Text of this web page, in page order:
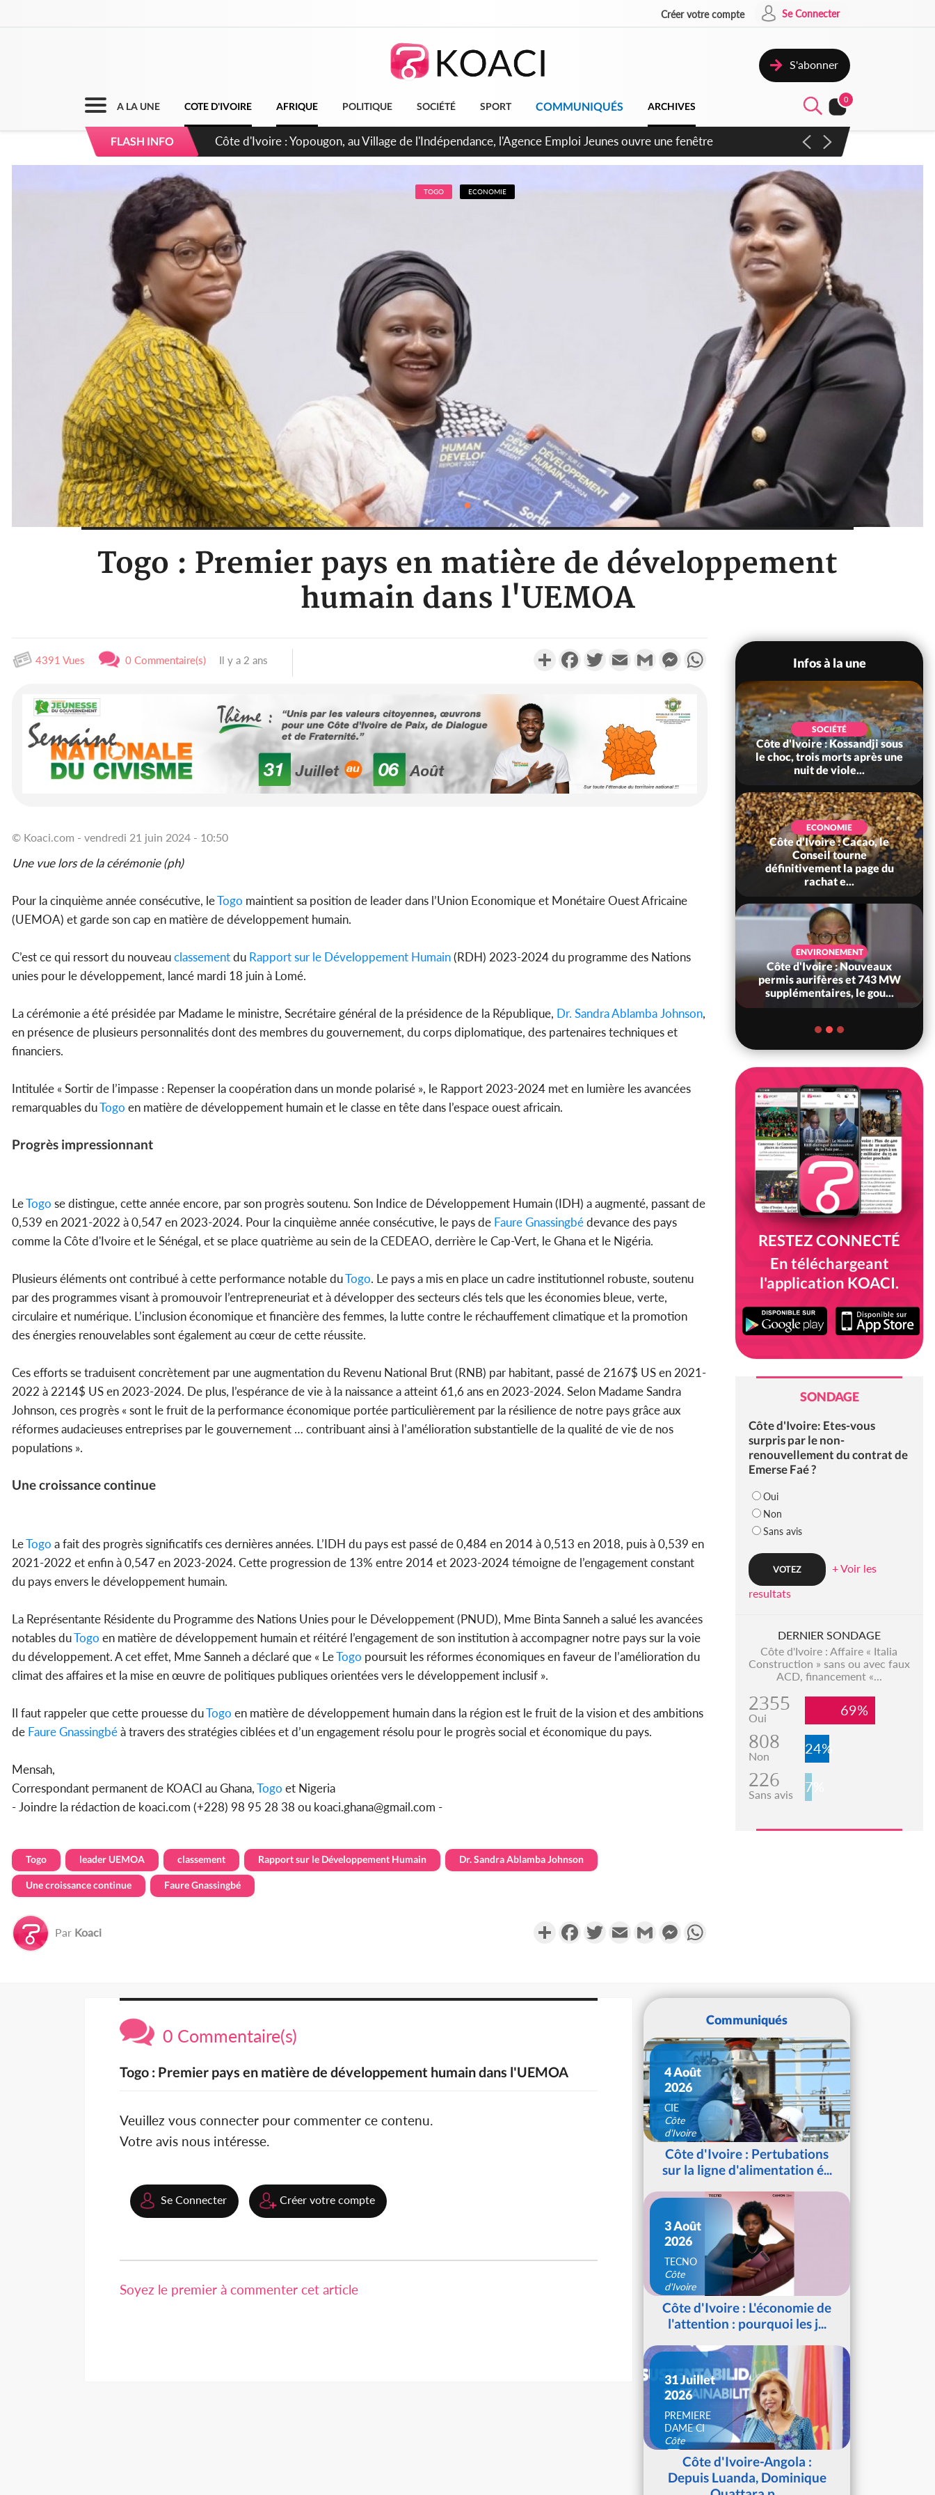
Créer votre compte Se Connecter
S'abonner
A LA UNE COTE D'IVOIRE AFRIQUE POLITIQUE SOCIÉTÉ SPORT COMMUNIQUÉS ARCHIVES
0
FLASH INFO
Côte d'Ivoire : CHU de Treichville, après la fronde, les agents contractuels obtiennent un accord avec la
direction sur les arriérés du SMIG 2023
TOGO ECONOMIE
Togo : Premier pays en matière de développement
humain dans l'UEMOA
4391 Vues 0 Commentaire(s) Il y a 2 ans PartagerFacebookTwitterEmail Gmail MessengerWhatsApp
© Koaci.com - vendredi 21 juin 2024 - 10:50
Une vue lors de la cérémonie (ph)
Pour la cinquième année consécutive, leTogo maintient sa position de leader dans l’Union Economique et Monétaire Ouest Africaine
(UEMOA) et garde son cap en matière de développement humain.
C’est ce qui ressort du nouveauclassementdu Rapport sur le Développement Humain(RDH) 2023-2024 du programme des Nations
unies pour le développement, lancé mardi 18 juin à Lomé.
La cérémonie a été présidée par Madame le ministre, Secrétaire général de la présidence de la République, Dr. Sandra Ablamba Johnson,
en présence de plusieurs personnalités dont des membres du gouvernement, du corps diplomatique, des partenaires techniques et
financiers.
Intitulée « Sortir de l’impasse : Repenser la coopération dans un monde polarisé », le Rapport 2023-2024 met en lumière les avancées
remarquables duTogo en matière de développement humain et le classe en tête dans l’espace ouest africain.
Progrès impressionnant
LeTogo se distingue, cette année encore, par son progrès soutenu. Son Indice de Développement Humain (IDH) a augmenté, passant de
0,539 en 2021-2022 à 0,547 en 2023-2024. Pour la cinquième année consécutive, le pays de Faure Gnassingbédevance des pays
comme la Côte d'Ivoire et le Sénégal, et se place quatrième au sein de la CEDEAO, derrière le Cap-Vert, le Ghana et le Nigéria.
Plusieurs éléments ont contribué à cette performance notable duTogo. Le pays a mis en place un cadre institutionnel robuste, soutenu
par des programmes visant à promouvoir l’entrepreneuriat et à développer des secteurs clés tels que les économies bleue, verte,
circulaire et numérique. L’inclusion économique et financière des femmes, la lutte contre le réchauffement climatique et la promotion
des énergies renouvelables sont également au cœur de cette réussite.
Ces efforts se traduisent concrètement par une augmentation du Revenu National Brut (RNB) par habitant, passé de 2167$ US en 2021-
2022 à 2214$ US en 2023-2024. De plus, l’espérance de vie à la naissance a atteint 61,6 ans en 2023-2024. Selon Madame Sandra
Johnson, ces progrès « sont le fruit de la performance économique portée particulièrement par la résilience de notre pays grâce aux
réformes audacieuses entreprises par le gouvernement … contribuant ainsi à l’amélioration substantielle de la qualité de vie de nos
populations ».
Une croissance continue
LeTogo a fait des progrès significatifs ces dernières années. L’IDH du pays est passé de 0,484 en 2014 à 0,513 en 2018, puis à 0,539 en
2021-2022 et enfin à 0,547 en 2023-2024. Cette progression de 13% entre 2014 et 2023-2024 témoigne de l’engagement constant
du pays envers le développement humain.
La Représentante Résidente du Programme des Nations Unies pour le Développement (PNUD), Mme Binta Sanneh a salué les avancées
notables duTogo en matière de développement humain et réitéré l’engagement de son institution à accompagner notre pays sur la voie
du développement. A cet effet, Mme Sanneh a déclaré que « LeTogo poursuit les réformes économiques en faveur de l’amélioration du
climat des affaires et la mise en œuvre de politiques publiques orientées vers le développement inclusif ».
Il faut rappeler que cette prouesse duTogo en matière de développement humain dans la région est le fruit de la vision et des ambitions
de Faure Gnassingbéà travers des stratégies ciblées et d’un engagement résolu pour le progrès social et économique du pays.
Mensah,
Correspondant permanent de KOACI au Ghana,Togo et Nigeria
- Joindre la rédaction de koaci.com (+228) 98 95 28 38 ou koaci.ghana@gmail.com -
Togo leader UEMOA classement Rapport sur le Développement Humain Dr. Sandra Ablamba Johnson
Une croissance continue Faure Gnassingbé
Par Koaci PartagerFacebookTwitterEmail Gmail Messenger
Infos à la une
POLITIQUE
Côte d'Ivoire : Indépendance
2026, Yopougon coeur
battant de la célébration...
SANTÉ
Côte d'Ivoire : Réforme
SOCIÉTÉ
Côte d'Ivoire : Kossandji sous
le choc, trois morts après une
nuit de viole...
ECONOMIE
Côte d'Ivoire : Cacao, le
Conseil tourne
définitivement la page du
rachat e...
ENVIRONEMENT
Côte d'Ivoire : Nouveaux
permis aurifères et 743 MW
supplémentaires, le gou...
RESTEZ CONNECTÉ
En téléchargeant
l'application KOACI.
SONDAGE
Côte d'Ivoire: Etes-vous
surpris par le non-
renouvellement du contrat de
Emerse Faé ?
Oui
Non
Sans avis
+ Voir les
resultats
DERNIER SONDAGE
Côte d'Ivoire : Affaire « Italia
Construction » sans ou avec faux
ACD, financement «...
2355
Oui 69%
808
Non 24%
226
Sans avis 7%
0 Commentaire(s)
Togo : Premier pays en matière de développement humain dans l'UEMOA
Veuillez vous connecter pour commenter ce contenu.
Votre avis nous intéresse.
Se Connecter Créer votre compte
Soyez le premier à commenter cet article
Communiqués
4 Août
2026
CIE
Côte
d'Ivoire
Côte d'Ivoire : Pertubations
sur la ligne d'alimentation é...
3 Août
2026
TECNO
Côte
d'Ivoire
Côte d'Ivoire : L'économie de
l'attention : pourquoi les j...
31 Juillet
2026
PREMIERE
DAME CI
Côte
d'IvoireCôte d'Ivoire-Angola :
Depuis Luanda, Dominique